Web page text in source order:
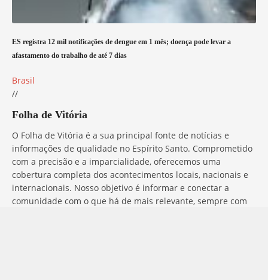
ES registra 12 mil notificações de dengue em 1 mês; doença pode levar a
afastamento do trabalho de até 7 dias
Brasil
//
Folha de Vitória
O Folha de Vitória é a sua principal fonte de notícias e
informações de qualidade no Espírito Santo. Comprometido
com a precisão e a imparcialidade, oferecemos uma
cobertura completa dos acontecimentos locais, nacionais e
internacionais. Nosso objetivo é informar e conectar a
comunidade com o que há de mais relevante, sempre com